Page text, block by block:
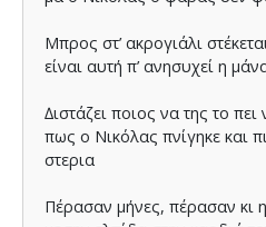
Μπρος στ’ ακρογιάλι
είναι αυτή π’ ανησυχεί η
∆ιστάζει ποιος να της το
πως ο Νικόλας πνίγηκε και
στερια
Πέρασαν µήνες, πέρασαν κι